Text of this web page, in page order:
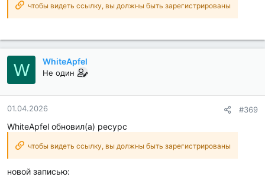
чтобы видеть ссылку, вы должны быть зарегистрированы
W WhiteApfel
Не один
01.04.2026 #369
WhiteApfel обновил(а) ресурс
чтобы видеть ссылку, вы должны быть зарегистрированы
новой записью: